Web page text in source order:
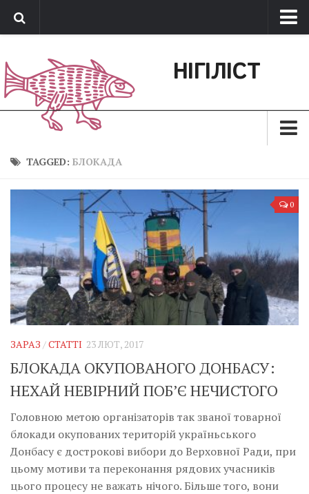
Обратная связь
Поддержать сайт
НІГІЛІСТ
Зараз
Дії
Belles lettres
Агітатор
Музика революції
Головне
Inter/antinational
TAGGED: БЛОКАДА
0
ЗАРАЗ /СТАТТІ 23 ЛЮТ, 2017
БЛОКАДА ОКУПОВАНОГО ДОНБАСУ:
НЕХАЙ НЕВІРНИЙ ПОБ’Є НЕЧИСТОГО
Головною метою організаторів так званої товарної
блокади окупованих територій україньського
Донбасу є дострокові вибори до Верховної Ради, при
цьому мотиви та переконання рядових учасників
цього процесу не важать нічого. Більше того, вони